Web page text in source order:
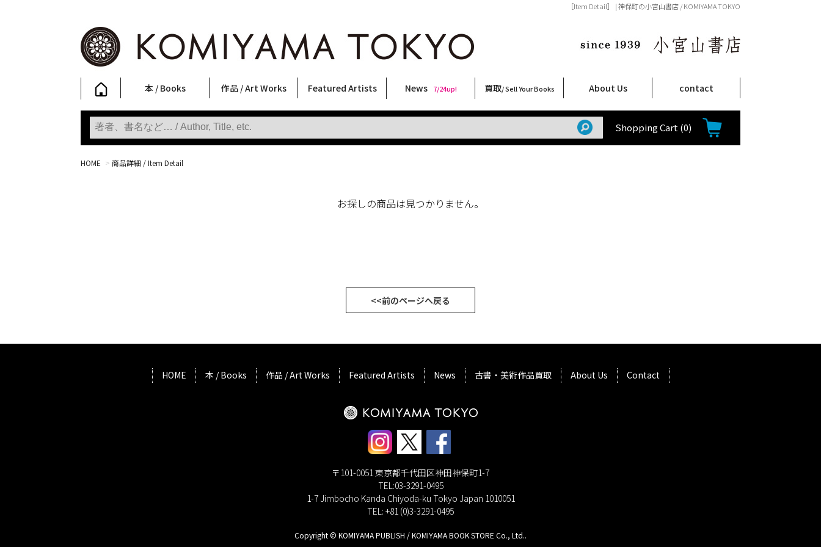
［Item Detail］ | 神保町の小宮山書店 / KOMIYAMA TOKYO
本 / Books
写真集
Photobooks
ファッション
Fashion
アート / 美術
Art
文学・人文
Literature & Humanities
日本文化
Japanese Culture
新刊
New Books
SALE
SALE
作品 / Art Works
フォトグラフィー
Photography
ポスター
Posters
ストリートアート
Street Art
立体・その他
Sculptures / etc
アートワークス
Art Works
Primary Artworks
KOMIYAMA TOKYO ART LABEL
版画
Prints
Featured Artists
稲嶺啓一(東風終)
村田言恵
丸岡和吾
Rico Casella
キム・ロートン
菅谷晋一
柴田亜美
内藤啓介
CHRIS
北島敬三
須藤昌人
三島剛
春川ナミオ
森山大道
大類信
天野タケル
COOKIE
佐伯俊男
二本木里美
秋赤音
林月光
大西洋介
内藤ルネ
横尾忠則
三島由紀夫
News 7/24up!
新着・おすすめ商品 9/7up!
フェア・イベント情報 7/24up!
お店からのお知らせ 6/1up!
買取/ Sell Your Books
買取ブログ
買取専用フォーム
古書 / 古本の買取
美術品の買取
出張買取について
宅配買取について
店頭買取について
よくある質問
About Us
店舗案内
Shop Infomation
ご注文について
How to Order
特定商取引法に関する表示
プライバシーポリシー
contact
Shopping Cart (0)
HOME > 商品詳細 / Item Detail
お探しの商品は見つかりません。
<<前のページへ戻る
HOME 本 / Books 作品 / Art Works Featured Artists News 古書・美術作品買取 About Us Contact
〒101-0051 東京都千代田区神田神保町1-7
TEL:03-3291-0495
1-7 Jimbocho Kanda Chiyoda-ku Tokyo Japan 1010051
TEL: +81 (0)3-3291-0495
Copyright © KOMIYAMA PUBLISH / KOMIYAMA BOOK STORE Co., Ltd..